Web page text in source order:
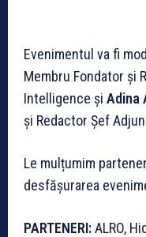
Evenimentul va fi
Membru Fondator și
Intelligence și Adina
și Redactor Șef
Le mulțumim
desfășurarea
PARTENERI:ALRO,